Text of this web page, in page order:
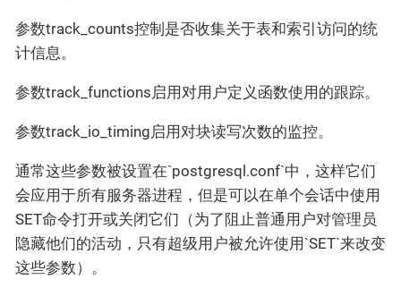
参数track_counts控制是否收集关于表和索引访问的统
计信息。
参数track_functions启用对用户定义函数使用的跟踪。
参数track_io_timing启用对块读写次数的监控。
通常这些参数被设置在`postgresql.conf`中，这样它们
会应用于所有服务器进程，但是可以在单个会话中使用
SET命令打开或关闭它们（为了阻止普通用户对管理员
隐藏他们的活动，只有超级用户被允许使用`SET`来改变
这些参数）。